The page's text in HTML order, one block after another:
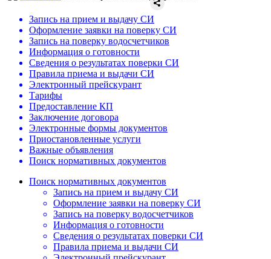
Запись на прием и выдачу СИ
Оформление заявки на поверку СИ
Запись на поверку водосчетчиков
Информация о готовности
Сведения о результатах поверки СИ
Правила приема и выдачи СИ
Электронный прейскурант
Тарифы
Предоставление КП
Заключение договора
Электронные формы документов
Приостановленные услуги
Важные объявления
Поиск нормативных документов
Поиск нормативных документов
Запись на прием и выдачу СИ
Оформление заявки на поверку СИ
Запись на поверку водосчетчиков
Информация о готовности
Сведения о результатах поверки СИ
Правила приема и выдачи СИ